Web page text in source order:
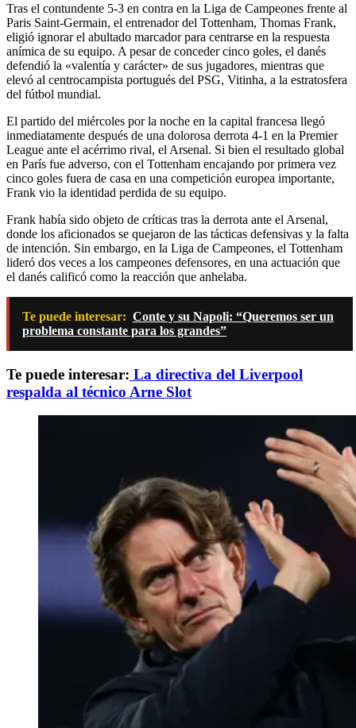
Tras el contundente 5-3 en contra en la Liga de Campeones frente al
Paris Saint-Germain, el entrenador del Tottenham, Thomas Frank,
eligió ignorar el abultado marcador para centrarse en la respuesta
anímica de su equipo. A pesar de conceder cinco goles, el danés
defendió la «valentía y carácter» de sus jugadores, mientras que
elevó al centrocampista portugués del PSG, Vitinha, a la estratosfera
del fútbol mundial.
El partido del miércoles por la noche en la capital francesa llegó
inmediatamente después de una dolorosa derrota 4-1 en la Premier
League ante el acérrimo rival, el Arsenal. Si bien el resultado global
en París fue adverso, con el Tottenham encajando por primera vez
cinco goles fuera de casa en una competición europea importante,
Frank vio la identidad perdida de su equipo.
Frank había sido objeto de críticas tras la derrota ante el Arsenal,
donde los aficionados se quejaron de las tácticas defensivas y la falta
de intención. Sin embargo, en la Liga de Campeones, el Tottenham
lideró dos veces a los campeones defensores, en una actuación que
el danés calificó como la reacción que anhelaba.
Te puede interesar: Conte y su Napoli: “Queremos ser un
problema constante para los grandes”
Te puede interesar: La directiva del Liverpool
respalda al técnico Arne Slot